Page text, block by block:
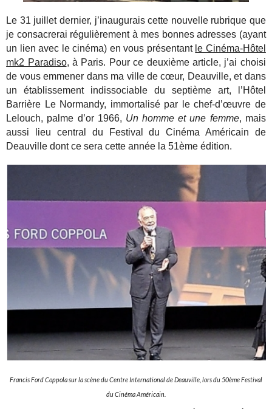
Le 31 juillet dernier, j’inaugurais cette nouvelle rubrique que
je consacrerai régulièrement à mes bonnes adresses (ayant
un lien avec le cinéma) en vous présentant le Cinéma-Hôtel
mk2 Paradiso, à Paris. Pour ce deuxième article, j’ai choisi
de vous emmener dans ma ville de cœur, Deauville, et dans
un établissement indissociable du septième art, l’Hôtel
Barrière Le Normandy, immortalisé par le chef-d’œuvre de
Lelouch, palme d’or 1966, Un homme et une femme, mais
aussi lieu central du Festival du Cinéma Américain de
Deauville dont ce sera cette année la 51ème édition.
Francis Ford Coppola sur la scène du Centre International de Deauville, lors du 50ème Festival
du Cinéma Américain.